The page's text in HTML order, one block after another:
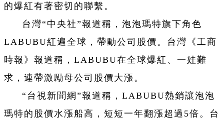
的爆紅有著密切的聯繫。
台灣“中央社”報道稱，泡泡瑪特旗下角色
LABUBU紅遍全球，帶動公司股價。台灣《工商
時報》報道稱，LABUBU在全球爆紅、一娃難
求，連帶激勵母公司股價大漲。
“台視新聞網”報道稱，LABUBU熱銷讓泡泡
瑪特的股價水漲船高，短短一年翻漲超過5倍。台